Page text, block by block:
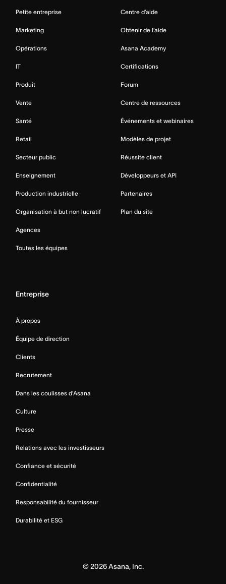
Petite entreprise
Marketing
Opérations
IT
Produit
Vente
Santé
Retail
Secteur public
Enseignement
Production industrielle
Organisation à but non lucratif
Agences
Toutes les équipes
Centre d’aide
Obtenir de l’aide
Asana Academy
Certifications
Forum
Centre de ressources
Événements et webinaires
Modèles de projet
Réussite client
Développeurs et API
Partenaires
Plan du site
Entreprise
À propos
Équipe de direction
Clients
Recrutement
Dans les coulisses d’Asana
Culture
Presse
Relations avec les investisseurs
Confiance et sécurité
Confidentialité
Responsabilité du fournisseur
Durabilité et ESG
©2026Asana, Inc.